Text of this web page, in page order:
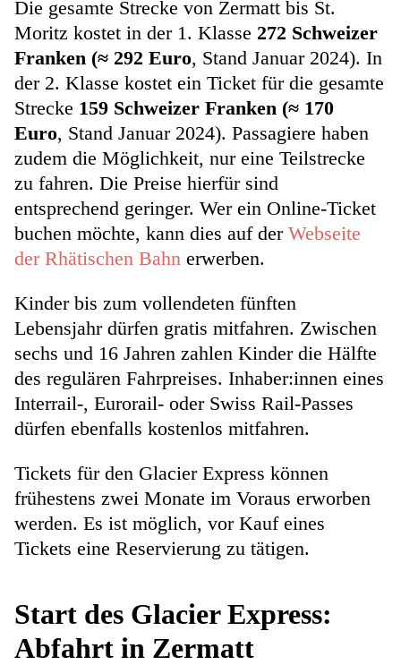
Die gesamte Strecke von Zermatt bis St.
Moritz kostet in der 1. Klasse 272 Schweizer
Franken (≈ 292 Euro, Stand Januar 2024). In
der 2. Klasse kostet ein Ticket für die gesamte
Strecke 159 Schweizer Franken (≈ 170
Euro, Stand Januar 2024). Passagiere haben
zudem die Möglichkeit, nur eine Teilstrecke
zu fahren. Die Preise hierfür sind
entsprechend geringer. Wer ein Online-Ticket
buchen möchte, kann dies auf der Webseite
der Rhätischen Bahn erwerben.
Kinder bis zum vollendeten fünften
Lebensjahr dürfen gratis mitfahren. Zwischen
sechs und 16 Jahren zahlen Kinder die Hälfte
des regulären Fahrpreises. Inhaber:innen eines
Interrail-, Eurorail- oder Swiss Rail-Passes
dürfen ebenfalls kostenlos mitfahren.
Tickets für den Glacier Express können
frühestens zwei Monate im Voraus erworben
werden. Es ist möglich, vor Kauf eines
Tickets eine Reservierung zu tätigen.
Start des Glacier Express:
Abfahrt in Zermatt